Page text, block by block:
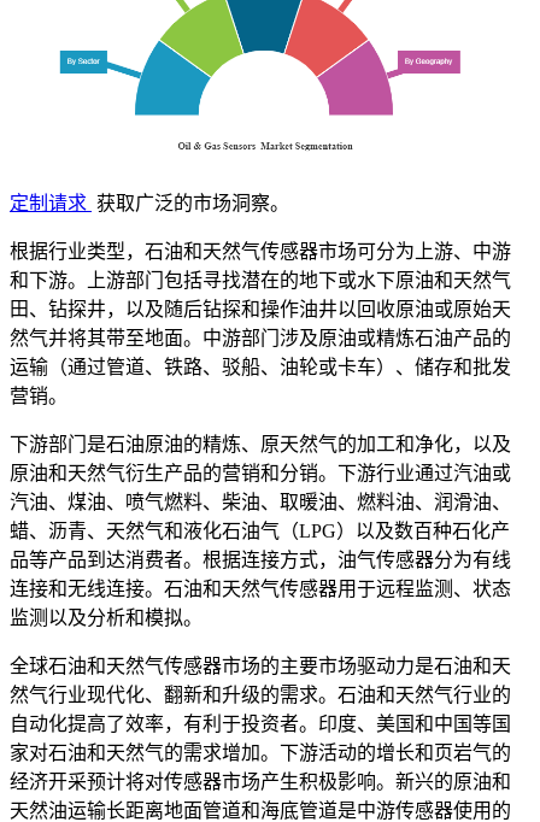
定制请求 获取广泛的市场洞察。
根据行业类型，石油和天然气传感器市场可分为上游、中游
和下游。上游部门包括寻找潜在的地下或水下原油和天然气
田、钻探井，以及随后钻探和操作油井以回收原油或原始天
然气并将其带至地面。中游部门涉及原油或精炼石油产品的
运输（通过管道、铁路、驳船、油轮或卡车）、储存和批发
营销。
下游部门是石油原油的精炼、原天然气的加工和净化，以及
原油和天然气衍生产品的营销和分销。下游行业通过汽油或
汽油、煤油、喷气燃料、柴油、取暖油、燃料油、润滑油、
蜡、沥青、天然气和液化石油气（LPG）以及数百种石化产
品等产品到达消费者。根据连接方式，油气传感器分为有线
连接和无线连接。石油和天然气传感器用于远程监测、状态
监测以及分析和模拟。
全球石油和天然气传感器市场的主要市场驱动力是石油和天
然气行业现代化、翻新和升级的需求。石油和天然气行业的
自动化提高了效率，有利于投资者。印度、美国和中国等国
家对石油和天然气的需求增加。下游活动的增长和页岩气的
经济开采预计将对传感器市场产生积极影响。新兴的原油和
天然油运输长距离地面管道和海底管道是中游传感器使用的